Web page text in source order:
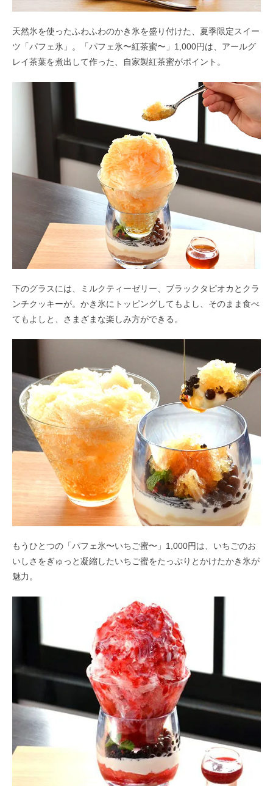
天然氷を使ったふわふわのかき氷を盛り付けた、夏季限定スイー
ツ「パフェ氷」。「パフェ氷〜紅茶蜜〜」1,000円は、アールグ
レイ茶葉を煮出して作った、自家製紅茶蜜がポイント。
下のグラスには、ミルクティーゼリー、ブラックタピオカとクラ
ンチクッキーが。かき氷にトッピングしてもよし、そのまま食べ
てもよしと、さまざまな楽しみ方ができる。
もうひとつの「パフェ氷〜いちご蜜〜」1,000円は、いちごのお
いしさをぎゅっと凝縮したいちご蜜をたっぷりとかけたかき氷が
魅力。